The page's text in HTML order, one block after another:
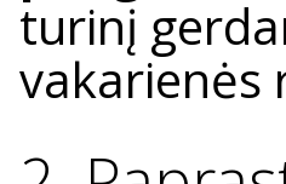
turinį
vakarienės